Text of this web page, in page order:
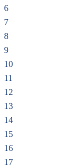
6
7
8
9
10
11
12
13
14
15
16
17